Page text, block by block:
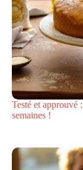
Testé et approuvé
semaines !